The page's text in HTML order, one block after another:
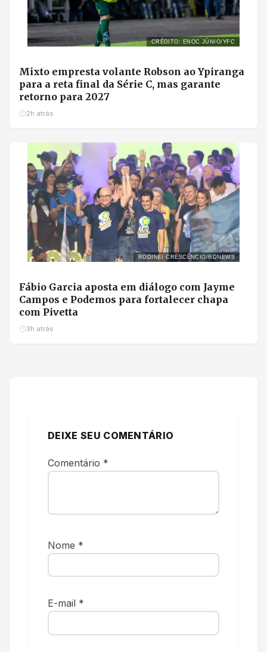
CRÉDITO: ENOC JÚNIO/YFC
Mixto empresta volante Robson ao Ypiranga
para a reta final da Série C, mas garante
retorno para 2027
2h atrás
RODINEI CRESCÊNCIO/RDNEWS
Fábio Garcia aposta em diálogo com Jayme
Campos e Podemos para fortalecer chapa
com Pivetta
3h atrás
DEIXE SEU COMENTÁRIO
Comentário *
Nome *
E-mail *